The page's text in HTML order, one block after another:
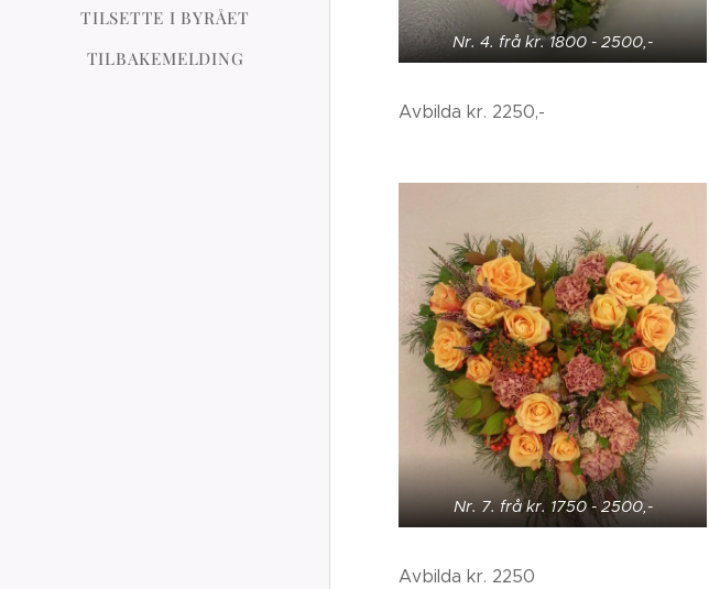
TILSETTE I BYRÅET
TILBAKEMELDING
Nr. 4. frå kr. 1800 - 2500,-
Avbilda kr. 2250,-
Nr. 7. frå kr. 1750 - 2500,-
Avbilda kr. 2250